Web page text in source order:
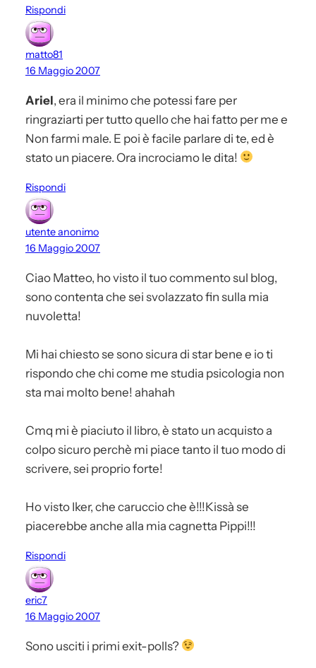
Rispondi
matto81
16 Maggio 2007
Ariel, era il minimo che potessi fare per
ringraziarti per tutto quello che hai fatto per me e
Non farmi male. E poi è facile parlare di te, ed è
stato un piacere. Ora incrociamo le dita!
Rispondi
utente anonimo
16 Maggio 2007
Ciao Matteo, ho visto il tuo commento sul blog,
sono contenta che sei svolazzato fin sulla mia
nuvoletta!
Mi hai chiesto se sono sicura di star bene e io ti
rispondo che chi come me studia psicologia non
sta mai molto bene! ahahah
Cmq mi è piaciuto il libro, è stato un acquisto a
colpo sicuro perchè mi piace tanto il tuo modo di
scrivere, sei proprio forte!
Ho visto Iker, che caruccio che è!!!Kissà se
piacerebbe anche alla mia cagnetta Pippi!!!
Rispondi
eric7
16 Maggio 2007
Sono usciti i primi exit-polls?